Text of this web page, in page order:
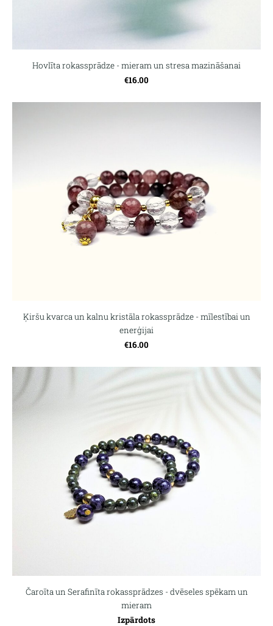
Hovlīta rokassprādze - mieram un stresa mazināšanai
€16.00
Ķiršu kvarca un kalnu kristāla rokassprādze - mīlestībai un
enerģijai
€16.00
Čaroīta un Serafinīta rokassprādzes - dvēseles spēkam un
mieram
Izpārdots